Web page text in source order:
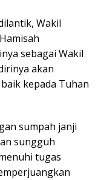
Wakil
sebagai Wakil
akan
kepada Tuhan
sumpah janji
sungguh
tugas